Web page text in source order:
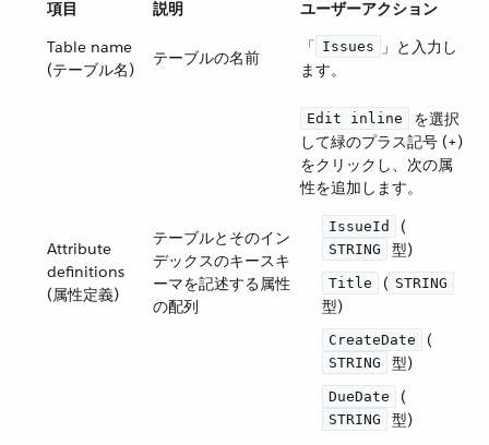
項目 説明
ユーザーアクション
Table name
(テーブル名)
テーブルの名前
「​ Issues
​」と入力し
ます。
Attribute
definitions
(属性定義)
テーブルとそのイン
デックスのキースキ
ーマを記述する属性
の配列
Edit inline
​ を選択
して緑のプラス記号 (+)
をクリックし、次の属
性を追加します。
IssueId ​ (​
STRING ​ 型)
Title ​ (​ STRING
型)
CreateDate ​ (​
STRING ​ 型)
DueDate ​ (​
STRING ​ 型)